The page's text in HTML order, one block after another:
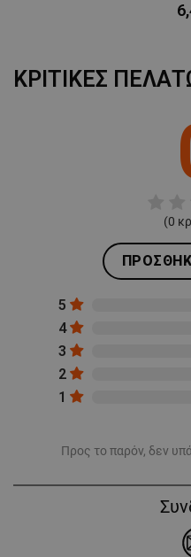
ΚΡΙΤΙΚΈΣ
(0
5
4
3
2
1
Προς το παρόν, δεν